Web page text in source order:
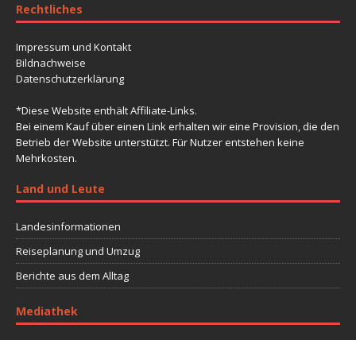
Rechtliches
Impressum und Kontakt
Bildnachweise
Datenschutzerklärung
*Diese Website enthält Affiliate-Links.
Bei einem Kauf über einen Link erhalten wir eine Provision, die den
Betrieb der Website unterstützt. Für Nutzer entstehen keine
Mehrkosten.
Land und Leute
Landesinformationen
Reiseplanung und Umzug
Berichte aus dem Alltag
Mediathek